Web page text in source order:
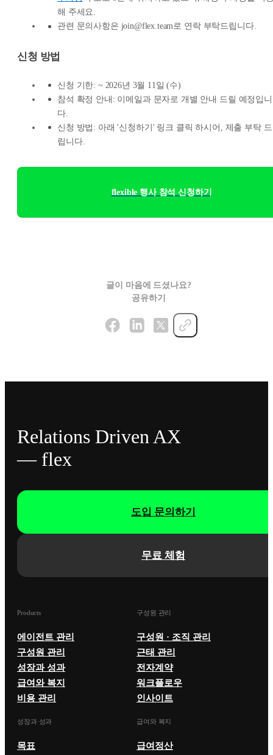
해 주세요.
관련 문의사항은 join@flex.team로 연락 부탁드립니다.
신청 방법
신청 기한: ~ 2026년 3월 11일 (수)
참석 확정 안내: 이메일과 문자로 개별 안내 드릴 예정입니
다.
신청 방법: 아래 '신청하기' 링크 클릭 하시어, 제출 부탁 드
립니다.
flexible 행사 참석 신청하기
글이 마음에 드셨나요?
공유하기
Relations Driven AX
— flex
무료 체험
도입 문의하기
Products
에이전트 관리
구성원 관리
성장과 성과
급여와 복지
비용 관리
구성원 관리
구성원 · 조직 관리
근태 관리
전자계약
워크플로우
인사이트
성장과 성과
목표
급여와 복지
급여정산